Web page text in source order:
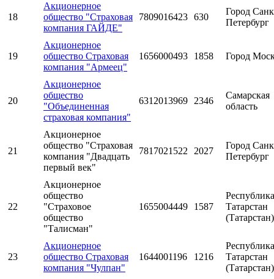
18
Акционерное
общество "Страховая
компания ГАЙДЕ"
7809016423 630
Город
Петербург
19
Акционерное
общество Страховая
компания "Армеец"
1656000493 1858 Город
20
Акционерное
общество
"Объединенная
страховая компания"
6312013969 2346
Самарская
область
21
Акционерное
общество "Страховая
компания "Двадцать
первый век"
7817021522 2027
Город
Петербург
22
Акционерное
общество
"Страховое
общество
"Талисман"
1655004449 1587
Республика
Татарстан
(Татарстан)
23
Акционерное
общество Страховая
компания "Чулпан"
1644001196 1216
Республика
Татарстан
(Татарстан)